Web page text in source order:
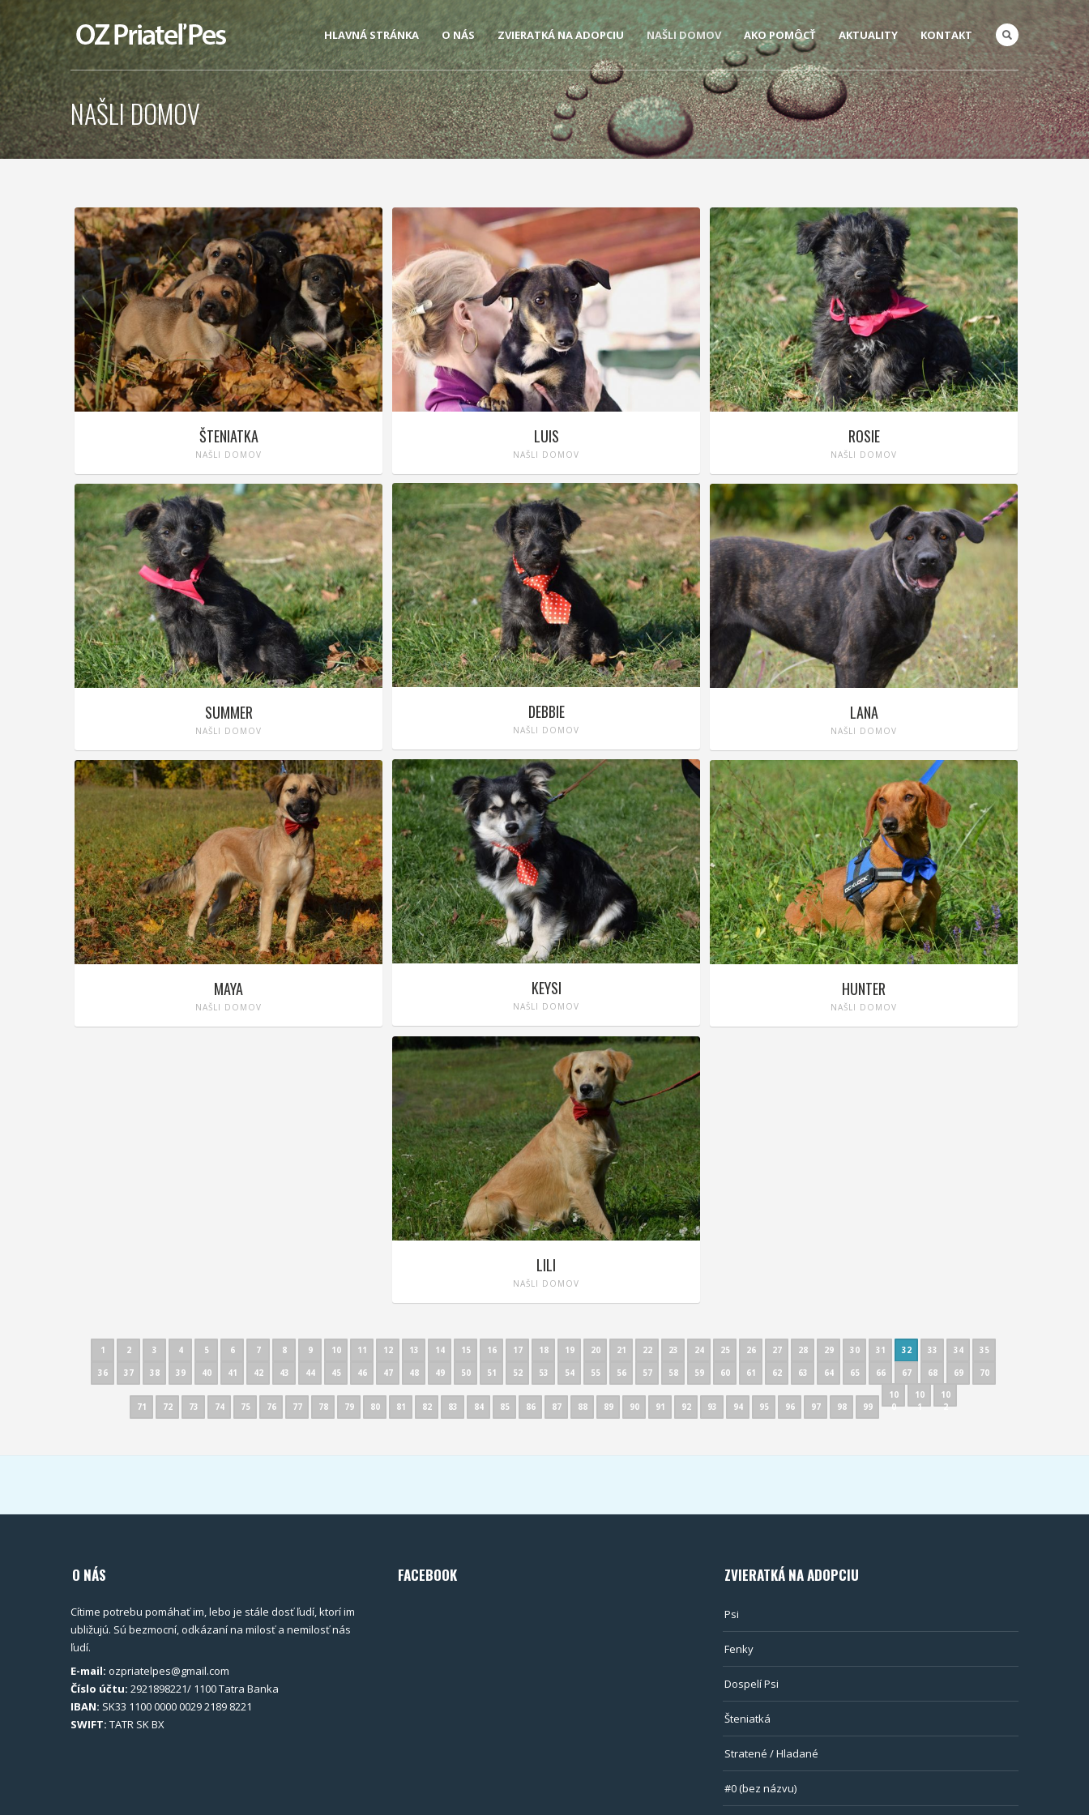
HLAVNÁ STRÁNKA O NÁS ZVIERATKÁ NA ADOPCIU NAŠLI DOMOV AKO POMÔCŤ AKTUALITY KONTAKT
NAŠLI DOMOV
ŠTENIATKA
NAŠLI DOMOV
LUIS
NAŠLI DOMOV
ROSIE
NAŠLI DOMOV
DEBBIE
NAŠLI DOMOV
SUMMER
NAŠLI DOMOV
LANA
NAŠLI DOMOV
KEYSI
NAŠLI DOMOV
MAYA
NAŠLI DOMOV
HUNTER
NAŠLI DOMOV
LILI
NAŠLI DOMOV
1 2 3 4 5 6 7 8 9 10 11 12 13 14 15 16 17 18 19 20 21 22 23 24 25 26 27 28 29 30 31 32 33 34
35
36
37 38 39 40 41 42 43 44 45 46 47 48 49 50 51 52 53 54 55 56 57 58 59 60 61 62 63 64 65 66 67 68 69 70
71 72 73 74 75 76 77 78 79 80 81 82 83 84 85 86 87 88 89 90 91 92 93 94 95 96 97 98 99
10
0
10
1
10
2
O NÁS
Cítime potrebu pomáhať im, lebo je stále dosť ľudí, ktorí im
ubližujú. Sú bezmocní, odkázaní na milosť a nemilosť nás
ľudí.
E-mail: ozpriatelpes@gmail.com
Číslo účtu: 2921898221/ 1100 Tatra Banka
IBAN: SK33 1100 0000 0029 2189 8221
SWIFT: TATR SK BX
FACEBOOK ZVIERATKÁ NA ADOPCIU
Psi
Fenky
Dospelí Psi
Šteniatká
Stratené / Hladané
#0 (bez názvu)